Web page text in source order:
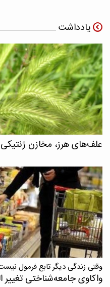
یادداشت
علف‌های هرز، مخازن ژنتیکی
وقتی زندگی دیگر تابع فرمول
واکاوی جامعه‌شناختی تغییر